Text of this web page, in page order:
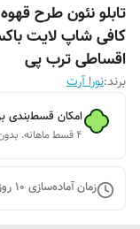
تابلو نئون طرح
کافی شاپ لایت
اقساطی ترب پی
برند:نورا آرت
امکان قسط‌بندی
۴ قسط ماهانه. بدون سود، چک و ضامن.
زمان آماده‌سازی 10